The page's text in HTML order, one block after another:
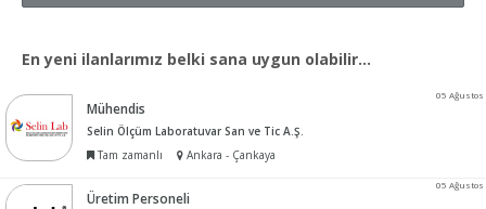
En yeni ilanlarımız belki sana uygun olabilir...
05 Ağustos
Mühendis
Selin Ölçüm Laboratuvar San ve Tic A.Ş.
Tam zamanlı
Ankara - Çankaya
05 Ağustos
Üretim Personeli